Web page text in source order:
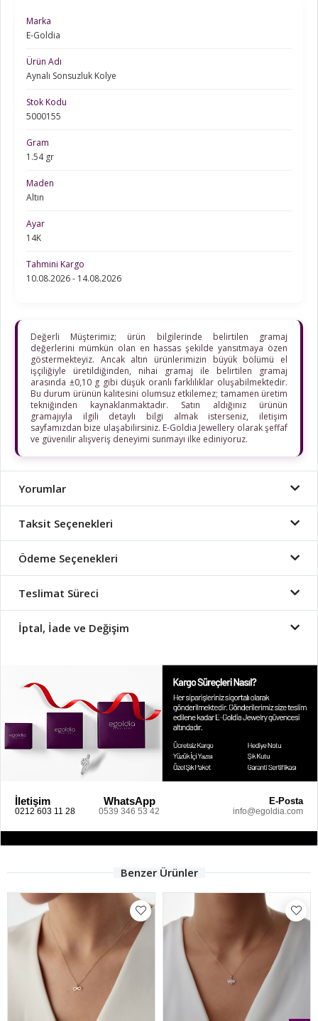
Marka
E-Goldia
Ürün Adı
Aynalı Sonsuzluk Kolye
Stok Kodu
5000155
Gram
1.54 gr
Maden
Altın
Ayar
14K
Tahmini Kargo
10.08.2026 - 14.08.2026
Değerli Müşterimiz; ürün bilgilerinde belirtilen gramaj
değerlerini mümkün olan en hassas şekilde yansıtmaya özen
göstermekteyiz. Ancak altın ürünlerimizin büyük bölümü el
işçiliğiyle üretildiğinden, nihai gramaj ile belirtilen gramaj
arasında ±0,10 g gibi düşük oranlı farklılıklar oluşabilmektedir.
Bu durum ürünün kalitesini olumsuz etkilemez; tamamen üretim
tekniğinden kaynaklanmaktadır. Satın aldığınız ürünün
gramajıyla ilgili detaylı bilgi almak isterseniz, iletişim
sayfamızdan bize ulaşabilirsiniz. E-Goldia Jewellery olarak şeffaf
ve güvenilir alışveriş deneyimi sunmayı ilke ediniyoruz.
Yorumlar
Taksit Seçenekleri
Ödeme Seçenekleri
Teslimat Süreci
İptal, İade ve Değişim
İletişim
0212 603 11 28
WhatsApp
0539 346 53 42
E-Posta
info@egoldia.com
Benzer Ürünler